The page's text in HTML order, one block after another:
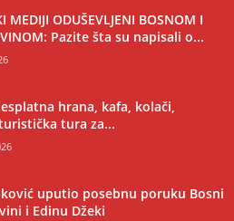
MEDIJI ODUŠEVLJENI BOSNOM I
Pazite šta su napisali o...
hrana, kafa, kolači,
tura za...
uputio posebnu poruku Bosni
i Edinu Džeki